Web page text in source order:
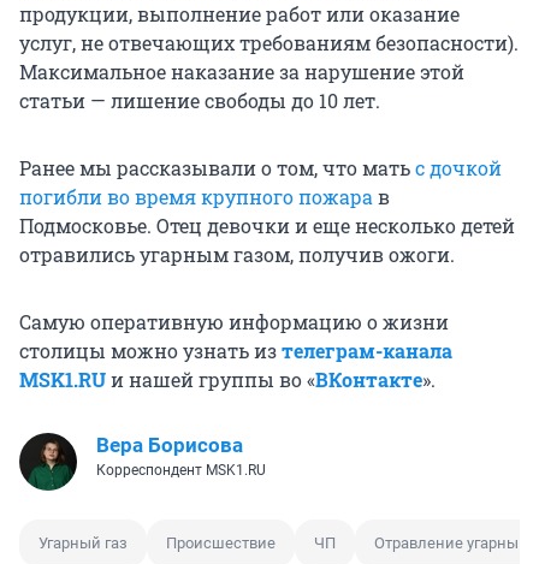
продукции, выполнение работ или оказание
услуг, не отвечающих требованиям безопасности).
Максимальное наказание за нарушение этой
статьи — лишение свободы до 10 лет.
Ранее мы рассказывали о том, что матьс дочкой
погибли во время крупного пожарав
Подмосковье. Отец девочки и еще несколько детей
отравились угарным газом, получив ожоги.
Самую оперативную информацию о жизни
столицы можно узнать изтелеграм-канала
MSK1.RUи нашей группы во «ВКонтакте».
Вера Борисова
Корреспондент MSK1.RU
Угарный газ Происшествие ЧП Отравление угарным